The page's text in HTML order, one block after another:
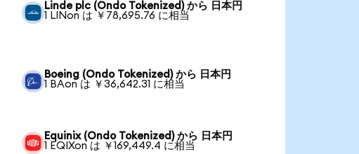
Linde plc (Ondo Tokenized) から 日本円
1 LINon は ￥78,695.76 に相当
Boeing (Ondo Tokenized) から 日本円
1 BAon は ￥36,642.31 に相当
Equinix (Ondo Tokenized) から 日本円
1 EQIXon は ￥169,449.4 に相当